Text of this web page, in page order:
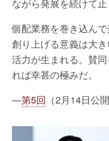
ながら発展を続けて
個配業務を巻き込ん
創り上げる意義は大き
活力が生まれる。賛
れば幸甚の極みだ。
―第5回 （2月14日公